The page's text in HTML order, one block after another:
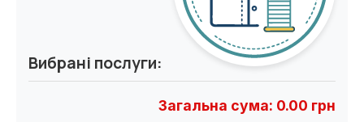
Вибрані послуги:
Загальна сума: 0.00 грн